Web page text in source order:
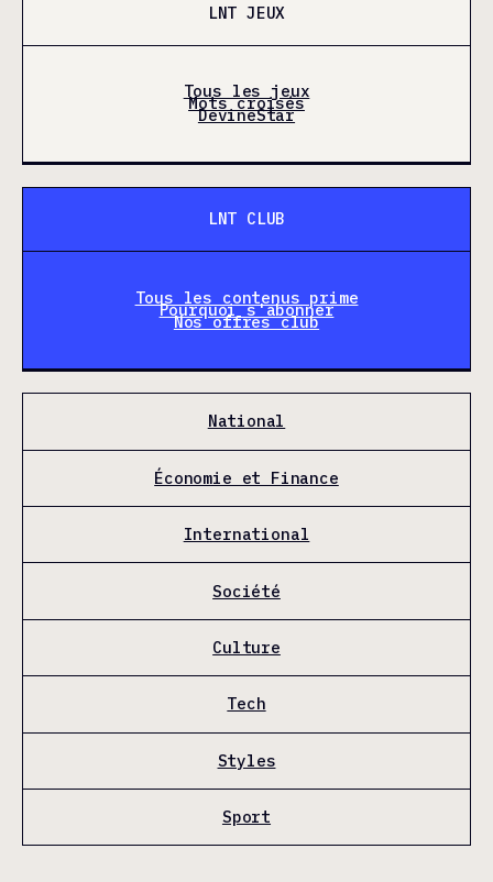
LNT JEUX
Tous les jeux
Mots croisés
DevineStar
LNT CLUB
Tous les contenus prime
Pourquoi s'abonner
Nos offres club
National
Économie et Finance
International
Société
Culture
Tech
Styles
Sport